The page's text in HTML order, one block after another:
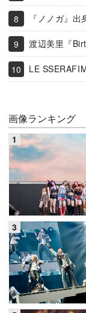
『ノノガ』
渡辺美里『
LE
画像ランキング